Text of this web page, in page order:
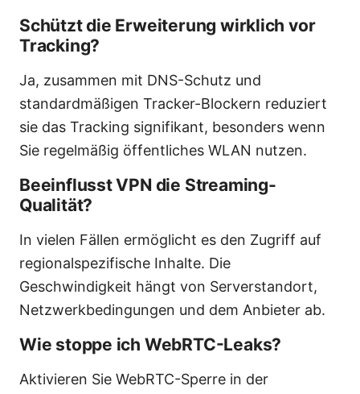
Schützt die Erweiterung wirklich vor
Tracking?
Ja, zusammen mit DNS-Schutz und
standardmäßigen Tracker-Blockern reduziert
sie das Tracking signifikant, besonders wenn
Sie regelmäßig öffentliches WLAN nutzen.
Beeinflusst VPN die Streaming-
Qualität?
In vielen Fällen ermöglicht es den Zugriff auf
regionalspezifische Inhalte. Die
Geschwindigkeit hängt von Serverstandort,
Netzwerkbedingungen und dem Anbieter ab.
Wie stoppe ich WebRTC-Leaks?
Aktivieren Sie WebRTC-Sperre in der